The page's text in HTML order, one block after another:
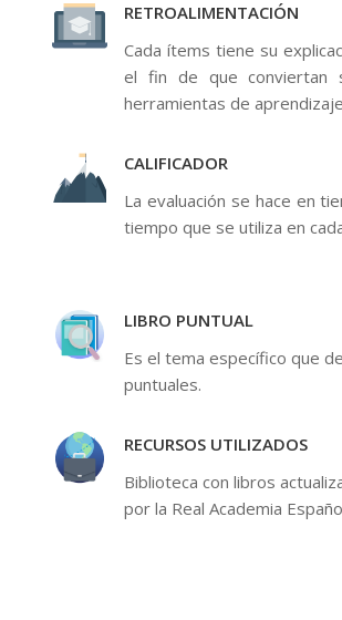
RETROALIMENTACIÓN
Cada ítems tiene su
el fin de que conviertan
herramientas de
CALIFICADOR
La evaluación se hace en
tiempo que se utiliza en
LIBRO PUNTUAL
Es el tema específico que
puntuales.
RECURSOS UTILIZADOS
Biblioteca con libros
por la Real Academia